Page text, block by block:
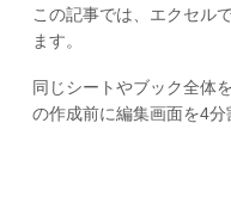
この記事では、エクセル
ます。
同じシートやブック全体
の作成前に編集画面を4分